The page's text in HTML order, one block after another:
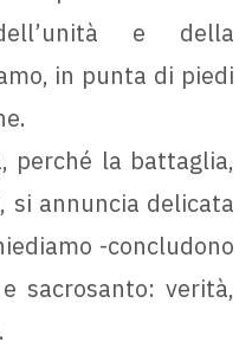
e della
in punta di piedi
perché la battaglia,
si annuncia delicata
-concludono
sacrosanto: verità,